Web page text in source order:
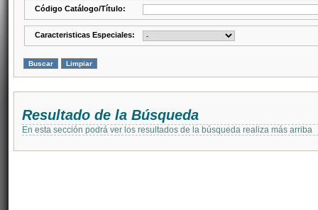
Código Catálogo/Título:
Caracteristicas Especiales:
Resultado de la Búsqueda
En esta sección podrá ver los resultados de la búsqueda realiza más arriba